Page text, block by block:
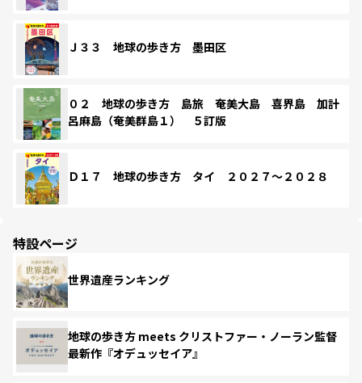
Ｊ３３ 地球の歩き方 墨田区
０２ 地球の歩き方 島旅 奄美大島 喜界島 加計
呂麻島（奄美群島１） ５訂版
Ｄ１７ 地球の歩き方 タイ ２０２７～２０２８
特設ページ
世界遺産ランキング
地球の歩き方 meets クリストファー・ノーラン監督
最新作『オデュッセイア』